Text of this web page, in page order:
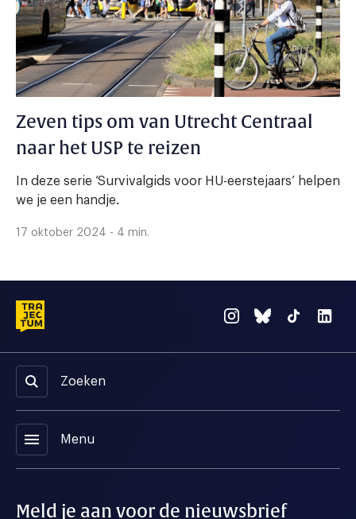
Zeven tips om van Utrecht Centraal
naar het USP te reizen
In deze serie ‘Survivalgids voor HU-eerstejaars’ helpen
we je een handje.
17 oktober 2024 - 4 min.
Zoeken
menu Menu
Meld je aan voor de nieuwsbrief